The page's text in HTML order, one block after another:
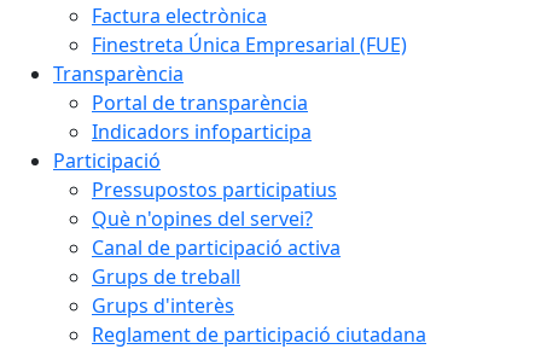
Factura electrònica
Finestreta Única Empresarial (FUE)
Transparència
Portal de transparència
Indicadors infoparticipa
Participació
Pressupostos participatius
Què n'opines del servei?
Canal de participació activa
Grups de treball
Grups d'interès
Reglament de participació ciutadana